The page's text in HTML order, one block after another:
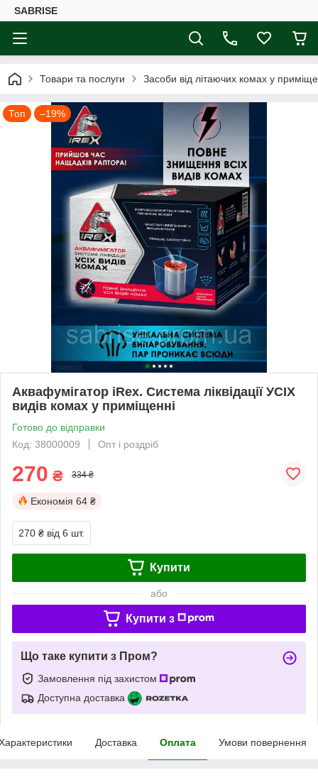
SABRISE
Товари та послуги Засоби від літаючих комах у
Топ –19%
Аквафумігатор iRex. Система ліквідації УСІХ
видів комах у приміщенні
Готово до відправки
Код: 38000009
Опт і роздріб
270 ₴ 334 ₴
Економія 64 ₴
270 ₴ від 6 шт.
Купити
або
Купити з
Що таке купити з Пром?
Замовлення під захистом
Доступна доставка
Доставка Оплата Умови повернення